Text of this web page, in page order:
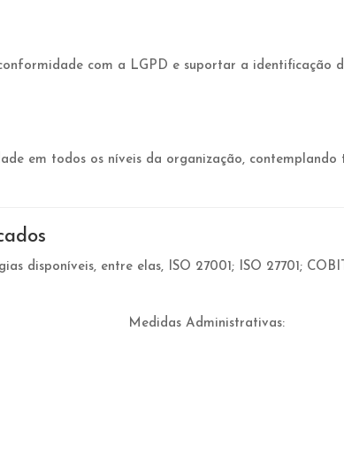
com a LGPD e suportar a identificação
em todos os níveis da organização, contemplando
disponíveis, entre elas, ISO 27001; ISO 27701;
Medidas Administrativas: